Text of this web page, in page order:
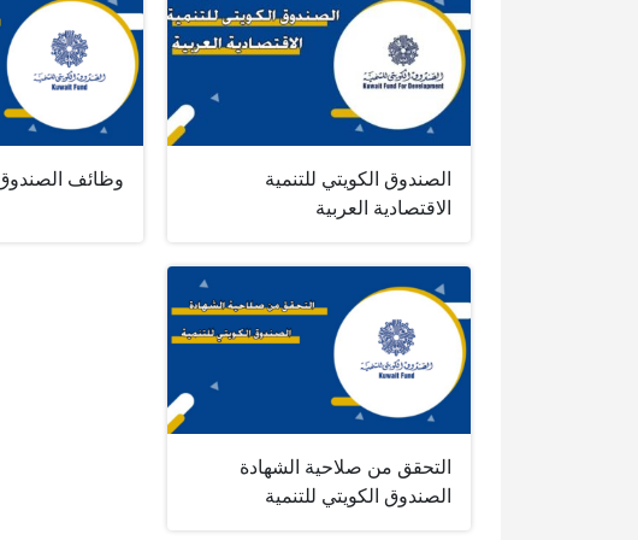
الصندوق الكويتي للتنمية
الاقتصادية العربية
وظائف الصندوق
التحقق من صلاحية الشهادة
الصندوق الكويتي للتنمية